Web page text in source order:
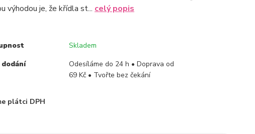
výhodou je, že křídla st... celý popis
Skladem
dodání
Odesíláme do 24 h • Doprava od
69 Kč • Tvořte bez čekání
plátci DPH